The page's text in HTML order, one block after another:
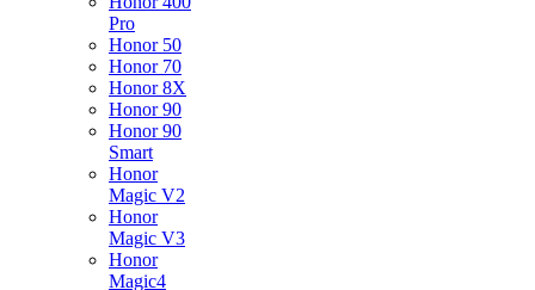
Pro
Honor 50
Honor 70
Honor 8X
Honor 90
Honor 90
Smart
Honor
Magic V2
Honor
Magic V3
Honor
Magic4